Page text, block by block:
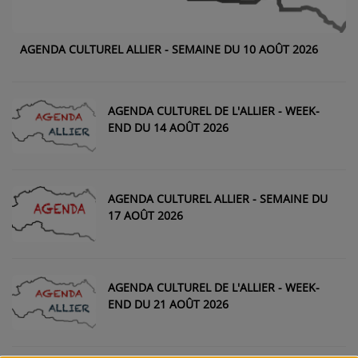
Agenda
AGENDA CULTUREL ALLIER - SEMAINE DU 10 AOÛT 2026
AGENDA CULTUREL DE L'ALLIER - WEEK-
END DU 14 AOÛT 2026
AGENDA CULTUREL ALLIER - SEMAINE DU
17 AOÛT 2026
AGENDA CULTUREL DE L'ALLIER - WEEK-
END DU 21 AOÛT 2026